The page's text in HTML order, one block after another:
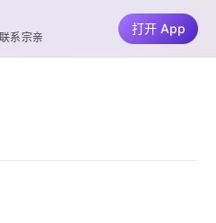
系宗亲
打开 App